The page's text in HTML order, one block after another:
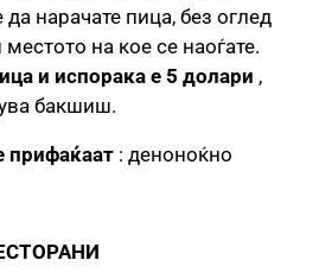
нарачате пица, без оглед
на кое се наоѓате.
и испорака е 5 долари ,
бакшиш.
прифаќаат : деноноќно